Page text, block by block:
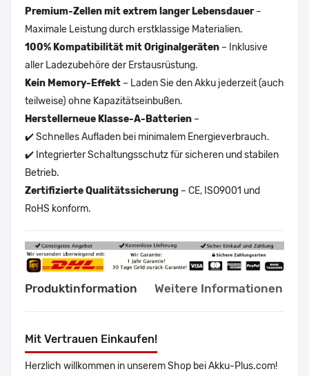
Premium-Zellen mit extrem langer Lebensdauer–
Maximale Leistung durch erstklassige Materialien.
100% Kompatibilität mit Originalgeräten – Inklusive
aller Ladezubehöre der Erstausrüstung.
Kein Memory-Effekt – Laden Sie den Akku jederzeit (auch
teilweise) ohne Kapazitätseinbußen.
Herstellerneue Klasse-A-Batterien –
✔️ Schnelles Aufladen bei minimalem Energieverbrauch.
✔️ Integrierter Schaltungsschutz für sicheren und stabilen
Betrieb.
Zertifizierte Qualitätssicherung – CE, ISO9001 und
RoHS konform.
Produktinformation Weitere Informationen
Mit Vertrauen Einkaufen!
Herzlich willkommen in unserem Shop bei Akku-Plus.com!